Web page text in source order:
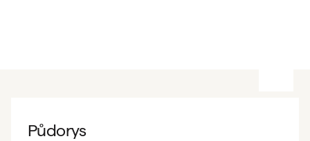
Půdorys